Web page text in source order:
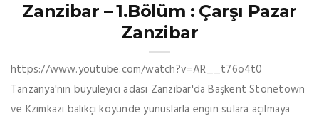
Zanzibar – 1.Bölüm : Çarşı Pazar
Zanzibar
https://www.youtube.com/watch?v=AR__t76o4t0
Tanzanya'nın büyüleyici adası Zanzibar'da Başkent Stonetown
ve Kzimkazi balıkçı köyünde yunuslarla engin sulara açılmaya